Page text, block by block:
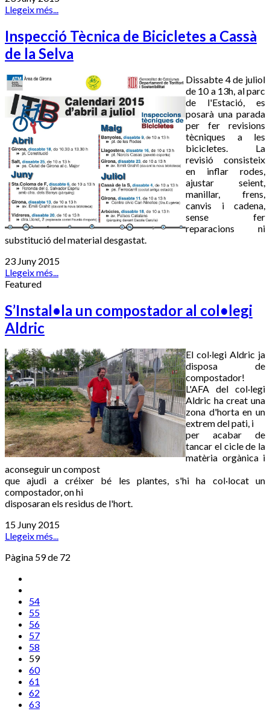
Llegeix més...
Inspecció Tècnica de Bicicletes a Cassà
de la Selva
Dissabte 4 de juliol
de 10 a 13h, al parc
de l'Estació, es
posarà una parada
per fer revisions
tècniques a les
bicicletes. La
revisió consisteix
en inflar rodes,
ajustar seient,
manillar, frens,
canvis i cadena,
sense fer
reparacions ni
substitució del material desgastat.
23 Juny 2015
Llegeix més...
Featured
S’Instal•la un compostador al col•legi
Aldric
El col·legi Aldric ja
disposa de
compostador!
L'AFA del col·legi
Aldric ha creat una
zona d'horta en un
extrem del pati, i
per acabar de
tancar el cicle de la
matèria orgànica i
aconseguir un compost
que ajudi a créixer bé les plantes, s'hi ha col·locat un
compostador, on hi
disposaran els residus de l'hort.
15 Juny 2015
Llegeix més...
Pàgina 59 de 72
54
55
56
57
58
59
60
61
62
63